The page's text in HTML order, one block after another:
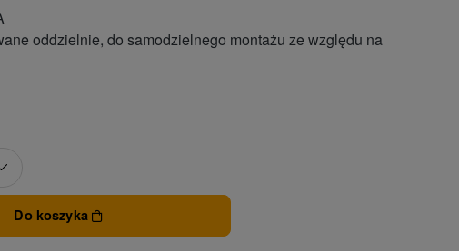
oddzielnie, do samodzielnego montażu ze względu na
Do koszyka